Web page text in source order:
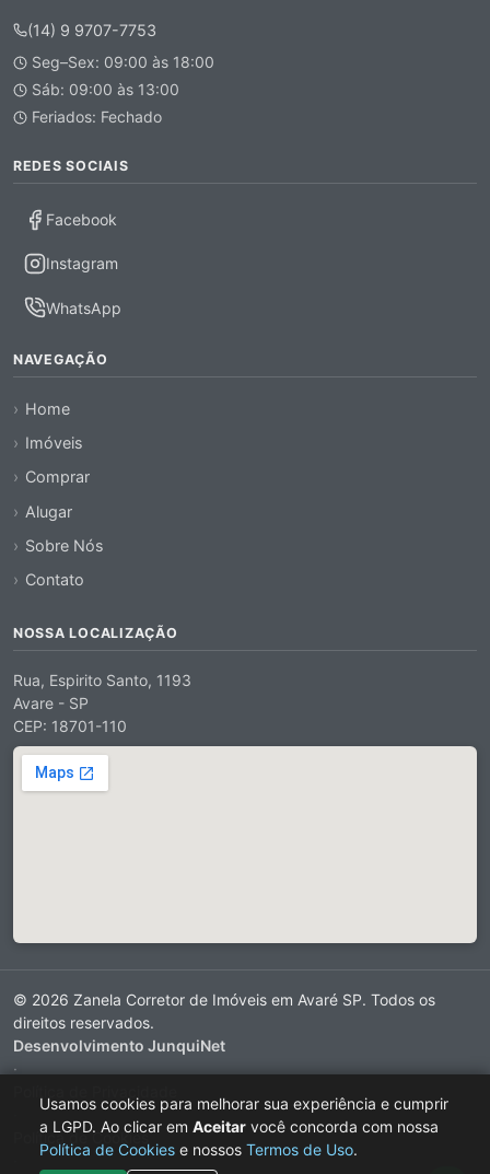
(14) 9 9707-7753
Seg–Sex: 09:00 às 18:00
Sáb: 09:00 às 13:00
Feriados: Fechado
REDES SOCIAIS
Facebook
Instagram
WhatsApp
NAVEGAÇÃO
Home
Imóveis
Comprar
Alugar
Sobre Nós
Contato
NOSSA LOCALIZAÇÃO
Rua, Espirito Santo, 1193
Avare - SP
CEP: 18701-110
© 2026 Zanela Corretor de Imóveis em Avaré SP. Todos os
direitos reservados.
Desenvolvimento JunquiNet
·
Política de Cookies
Usamos cookies para melhorar sua experiência e cumprir
a LGPD. Ao clicar em Aceitar você concorda com nossa
Política de Cookies e nossos Termos de Uso.